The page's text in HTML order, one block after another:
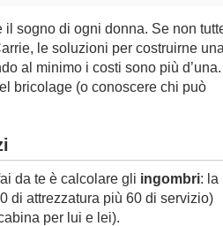
il sogno di ogni donna. Se non
le soluzioni per costruirne una
al minimo i costi sono più d’una.
bricolage (o conoscere chi può
da te è calcolare gli ingombri: la
di attrezzatura più 60 di servizio)
per lui e lei).